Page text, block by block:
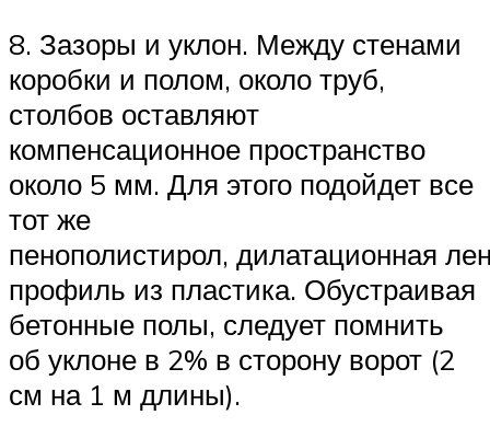
8. Зазоры и уклон. Между стенами
коробки и полом, около труб,
столбов оставляют
компенсационное пространство
около 5 мм. Для этого подойдет все
тот же
пенополистирол, дилатационная
профиль из пластика. Обустраивая
бетонные полы, следует помнить
об уклоне в 2% в сторону ворот (2
см на 1 м длины).